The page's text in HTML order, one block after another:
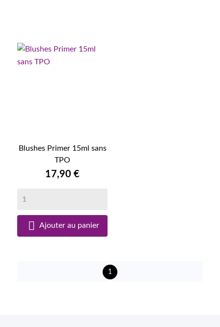
Blushes Primer 15ml sans
TPO
17,90 €
 Ajouter au panier
1